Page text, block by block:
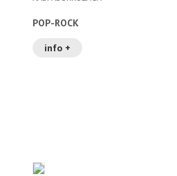
POP-ROCK
info +